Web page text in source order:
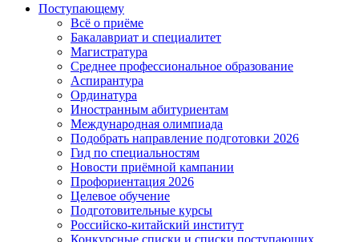
Поступающему
Всё о приёме
Бакалавриат и специалитет
Магистратура
Среднее профессиональное образование
Аспирантура
Ординатура
Иностранным абитуриентам
Международная олимпиада
Подобрать направление подготовки 2026
Гид по специальностям
Новости приёмной кампании
Профориентация 2026
Целевое обучение
Подготовительные курсы
Российско-китайский институт
Конкурсные списки и списки поступающих